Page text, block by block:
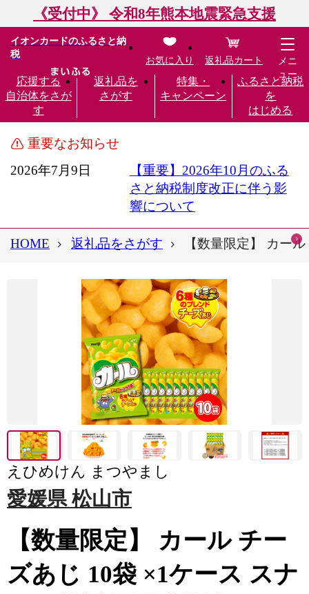
《受付中》 令和8年熊本地震緊急支援
イオンカードのふるさと納
税
応援する
自治体をさが
す
返礼品を
さがす
特集・
キャンペーン
ふるさと納税
を
はじめる
お気に入り 返礼品カート
メニ
ュー
重要なお知らせ
2026年7月9日
【重要】2026年10月のふる
さと納税制度改正に伴う影
響について
HOME 返礼品をさがす 【数量限定】 カー
えひめけん まつやまし
愛媛県 松山市
【数量限定】 カール チー
ズあじ 10袋 ×1ケース スナ